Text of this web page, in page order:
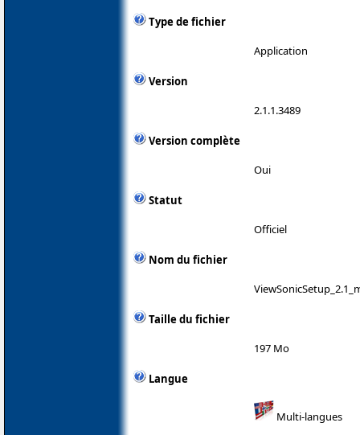
Type de fichier
Application
Version
2.1.1.3489
Version complète
Oui
Statut
Officiel
Nom du fichier
Taille du fichier
197 Mo
Langue
Multi-langues